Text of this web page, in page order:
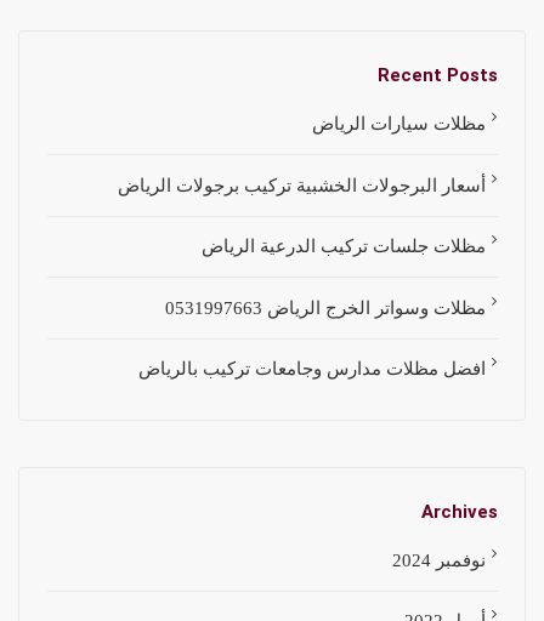
Recent Posts
مظلات سيارات الرياض
أسعار البرجولات الخشبية تركيب برجولات الرياض
مظلات جلسات تركيب الدرعية الرياض
مظلات وسواتر الخرج الرياض 0531997663
افضل مظلات مدارس وجامعات تركيب بالرياض
Archives
نوفمبر 2024